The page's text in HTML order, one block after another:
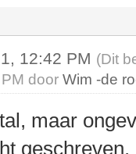
12:42 PM (Dit
PM doorWim -de
maar
geschreven.